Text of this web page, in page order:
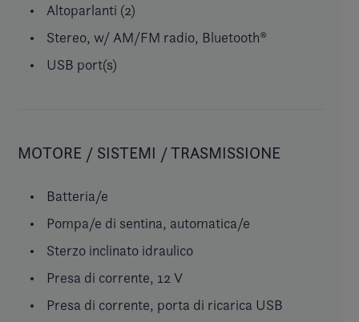
Altoparlanti (2)
Stereo, w/ AM/FM radio, Bluetooth®
USB port(s)
MOTORE / SISTEMI / TRASMISSIONE
Batteria/e
Pompa/e di sentina, automatica/e
Sterzo inclinato idraulico
Presa di corrente, 12 V
Presa di corrente, porta di ricarica USB